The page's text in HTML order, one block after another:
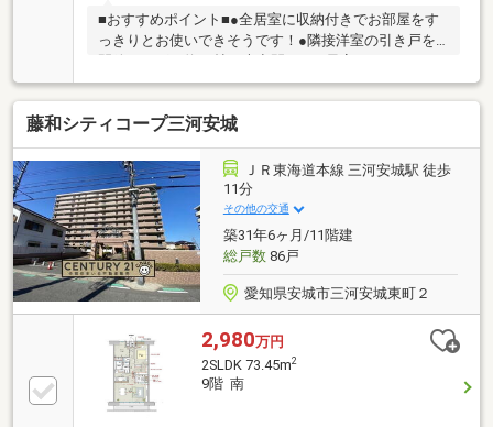
■おすすめポイント■●全居室に収納付きでお部屋をす
っきりとお使いできそうです！●隣接洋室の引き戸を
ー・ドラッグストアが徒歩約5分圏内！●ＪＲ東海道本
線「三河安城徒歩約10分■最短当日も可能 お問い合
わせ方法■赤色の見学予約をタップで見学予約！青色
の電話マークをタップでお電話！オレンジ色の資料請
求をタップでメール！
藤和シティコープ三河安城
ＪＲ東海道本線 三河安城駅 徒歩
11分
その他の交通
築31年6ヶ月/11階建
総戸数86戸
愛知県安城市三河安城東町２
2,980万円
2SLDK 73.45m2
9階 南